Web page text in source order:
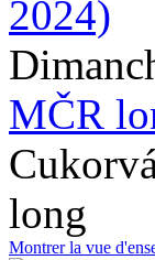
MČR
long
Montrer la vue